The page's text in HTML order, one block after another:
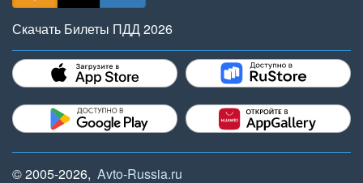
Скачать Билеты ПДД 2026
© 2005-2026, Avto-Russia.ru